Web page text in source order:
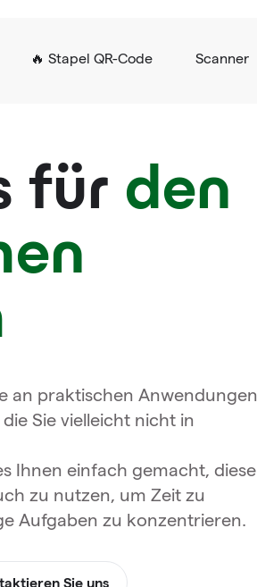
🔥 Stapel QR-Code Scanner
für den
an praktischen Anwendungen
Sie vielleicht nicht in
Ihnen einfach gemacht, diese
zu nutzen, um Zeit zu
Aufgaben zu konzentrieren.
Sie uns